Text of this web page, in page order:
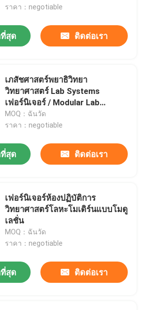
ราคา：negotiable
สุด ติดต่อเรา
เภสัชศาสตร์พยาธิวิทยา
วิทยาศาสตร์ Lab Systems
เฟอร์นิเจอร์ / Modular Lab
Furniture
MOQ：ฉันวัด
ราคา：negotiable
สุด ติดต่อเรา
เฟอร์นิเจอร์ห้องปฏิบัติการ
วิทยาศาสตร์โลหะโมเดิร์นแบบโมดู
เลชั่น
MOQ：ฉันวัด
ราคา：negotiable
สุด ติดต่อเรา